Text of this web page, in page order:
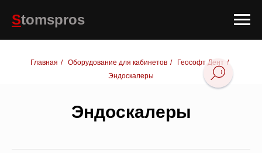
Stomspros
Главная / Оборудование для кабинетов / Геософт Дент /
Эндоскалеры
Эндоскалеры